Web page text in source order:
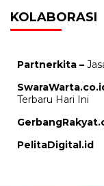
KOLABORASI
Partnerkita –
Terbaru Hari Ini
PelitaDigital.id